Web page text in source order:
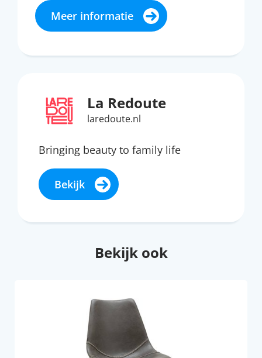
Meer informatie
La Redoute
laredoute.nl
Bringing beauty to family life
Bekijk
Bekijk ook